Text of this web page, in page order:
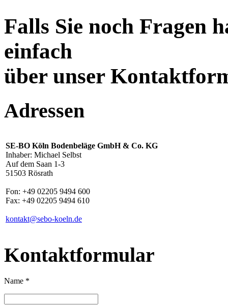
Falls Sie noch Fragen
einfach
über unser
Adressen
SE-BO Köln Bodenbeläge GmbH & Co. KG
Inhaber: Michael Selbst
Auf dem Saan 1-3
51503 Rösrath
Fon: +49 02205 9494 600
Fax: +49 02205 9494 610
kontakt@sebo-koeln.de
Kontaktformular
Name *